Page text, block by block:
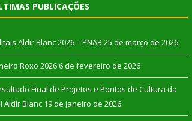
PUBLICAÇÕES
Aldir Blanc 2026 – PNAB 25 de março de 2026
Roxo 2026 6 de fevereiro de 2026
Final de Projetos e Pontos de Cultura da
Aldir Blanc 19 de janeiro de 2026